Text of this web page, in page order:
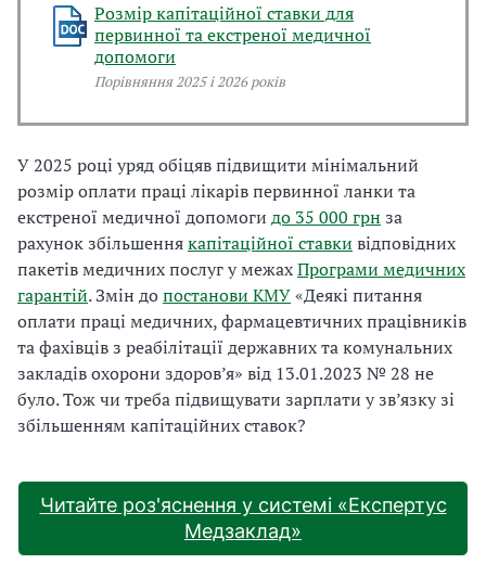
Розмір капітаційної ставки для
первинної та екстреної медичної
допомоги
Порівняння 2025 і 2026 років
У 2025 році уряд обіцяв підвищити мінімальний
розмір оплати праці лікарів первинної ланки та
екстреної медичної допомоги до 35 000 грн за
рахунок збільшеннякапітаційної ставки відповідних
пакетів медичних послуг у межахПрограми медичних
гарантій. Змін допостанови КМУ«Деякі питання
оплати праці медичних, фармацевтичних працівників
та фахівців з реабілітації державних та комунальних
закладів охорони здоров’я» від 13.01.2023 № 28 не
було. Тож чи треба підвищувати зарплати у зв’язку зі
збільшенням капітаційних ставок?
Читайте роз'яснення у системі «Експертус
Медзаклад»